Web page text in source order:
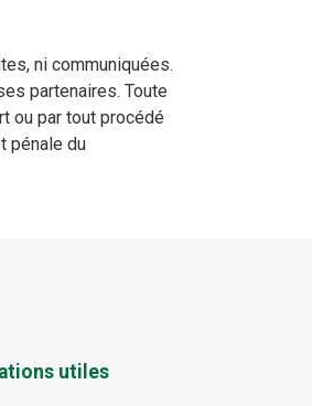
ni communiquées.
partenaires. Toute
ou par tout procédé
pénale du
utiles